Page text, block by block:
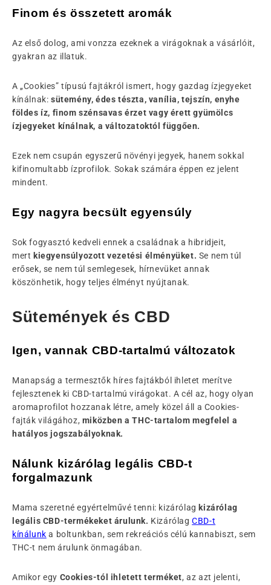
Finom és összetett aromák
Az első dolog, ami vonzza ezeknek a virágoknak a vásárlóit,
gyakran az illatuk.
A „Cookies” típusú fajtákról ismert, hogy gazdag ízjegyeket
kínálnak: sütemény, édes tészta, vanília, tejszín, enyhe
földes íz, finom szénsavas érzet vagy érett gyümölcs
ízjegyeket kínálnak, a változatoktól függően.
Ezek nem csupán egyszerű növényi jegyek, hanem sokkal
kifinomultabb ízprofilok. Sokak számára éppen ez jelent
mindent.
Egy nagyra becsült egyensúly
Sok fogyasztó kedveli ennek a családnak a hibridjeit,
mert kiegyensúlyozott vezetési élményüket. Se nem túl
erősek, se nem túl semlegesek, hírnevüket annak
köszönhetik, hogy teljes élményt nyújtanak.
Sütemények és CBD
Igen, vannak CBD-tartalmú változatok
Manapság a termesztők híres fajtákból ihletet merítve
fejlesztenek ki CBD-tartalmú virágokat. A cél az, hogy olyan
aromaprofilot hozzanak létre, amely közel áll a Cookies-
fajták világához, miközben a THC-tartalom megfelel a
hatályos jogszabályoknak.
Nálunk kizárólag legális CBD-t
forgalmazunk
Mama szeretné egyértelművé tenni: kizárólag kizárólag
legális CBD-termékeket árulunk. KizárólagCBD-t
kínálunk a boltunkban, sem rekreációs célú kannabiszt, sem
THC-t nem árulunk önmagában.
Amikor egy Cookies-tól ihletett terméket, az azt jelenti,